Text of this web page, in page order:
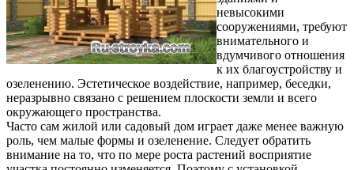
невысокими
сооружениями, требуют
внимательного и
вдумчивого отношения
к их благоустройству и
озеленению. Эстетическое воздействие, например, беседки,
неразрывно связано с решением плоскости земли и всего
окружающего пространства.
Часто сам жилой или садовый дом играет даже менее важную
роль, чем малые формы и озеленение. Следует обратить
внимание на то, что по мере роста растений восприятие